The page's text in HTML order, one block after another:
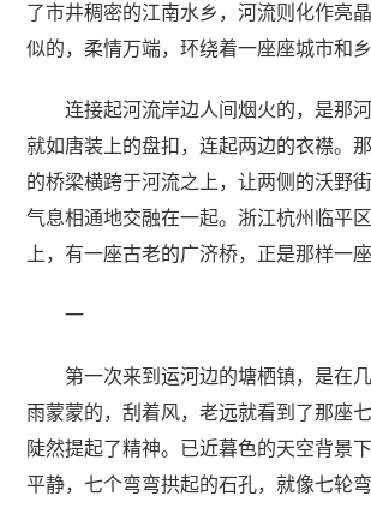
了市井稠密的江南水乡，河流则化作亮
似的，柔情万端，环绕着一座座城市和乡
连接起河流岸边人间烟火的，是那
就如唐装上的盘扣，连起两边的衣襟。
的桥梁横跨于河流之上，让两侧的沃野
气息相通地交融在一起。浙江杭州临平
上，有一座古老的广济桥，正是那样一座
一
第一次来到运河边的塘栖镇，是在
雨蒙蒙的，刮着风，老远就看到了那座
陡然提起了精神。已近暮色的天空背景
平静，七个弯弯拱起的石孔，就像七轮